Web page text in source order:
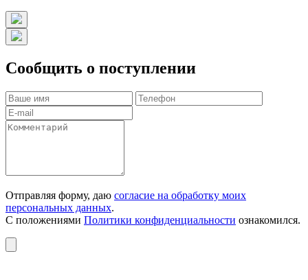
Сообщить о поступлении
Отправляя форму, даю согласие на обработку моих
персональных данных.
С положениями Политики конфиденциальности ознакомился.